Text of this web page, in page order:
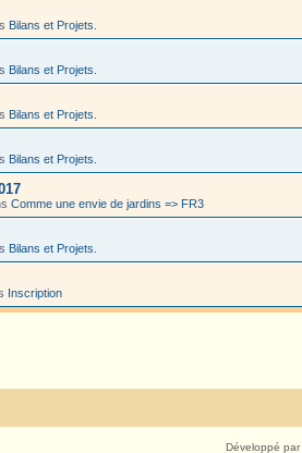
Bilans et Projets.
Bilans et Projets.
Bilans et Projets.
Bilans et Projets.
Comme une envie de jardins => FR3
Bilans et Projets.
Inscription
Développé par